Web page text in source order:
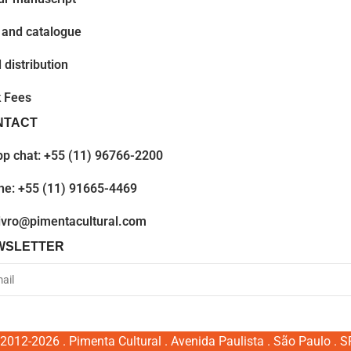
catalogue
distribution
Fees
chat: +55 (11) 96766-2200
+55 (11) 91665-4469
2012-2026 . Pimenta Cultural . Avenida Paulista . São Paulo .